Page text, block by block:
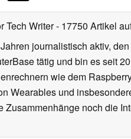
Tech Writer- 17750 Artikel
journalistisch aktiv,
tätig und bin es seit
wie dem
Wearables und
noch die